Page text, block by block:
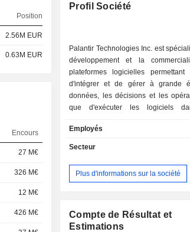
Position
2.56M EUR
0.63M EUR
Encours
27 M€
326 M€
12 M€
426 M€
Profil Société
Palantir Technologies Inc. est
développement et la
plateformes logicielles permettant
d'intégrer et de gérer à grande
données, les décisions et les
que d'exécuter les logiciels
entre institutions gouvernementales
entreprises commerciales
Etats-Unis (74,2%), Royaume-Uni
autres (16,3%).
Employés
Secteur
Plus d'informations sur la société
Compte de Résultat et
Estimations